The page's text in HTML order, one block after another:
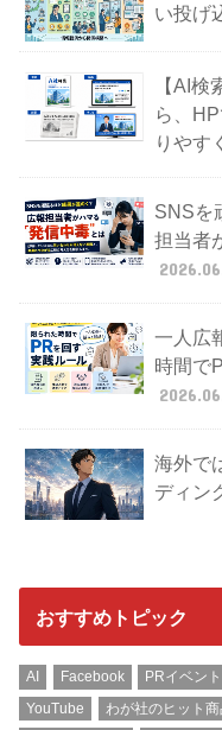
い投げ
【AI
ら、
りやす
SNSを
担当者
一人広
時間で
海外で
ディン
おすすめトピック
AI Facebook PRイベント
YouTube
わが社のヒット商